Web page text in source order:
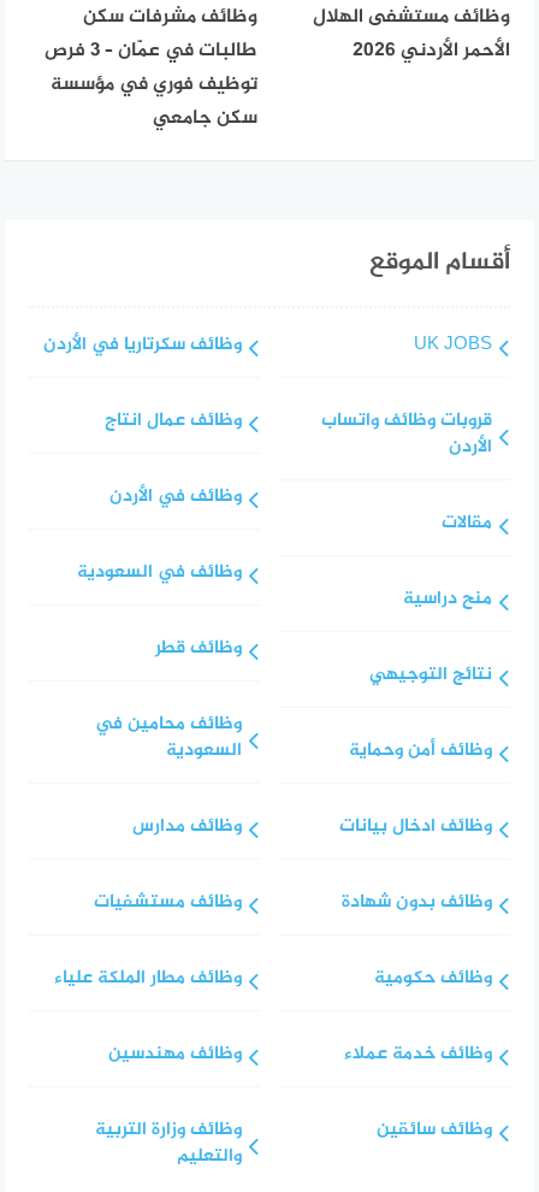
وظائف مستشفى الهلال
الأحمر الأردني 2026
وظائف مشرفات سكن
طالبات في عمّان – 3 فرص
توظيف فوري في مؤسسة
سكن جامعي
أقسام الموقع
UK JOBS
قروبات وظائف واتساب
الأردن
مقالات
منح دراسية
نتائج التوجيهي
وظائف أمن وحماية
وظائف ادخال بيانات
وظائف بدون شهادة
وظائف حكومية
وظائف خدمة عملاء
وظائف سائقين
وظائف سكرتاريا في الأردن
وظائف عمال انتاج
وظائف في الأردن
وظائف في السعودية
وظائف قطر
وظائف محامين في
السعودية
وظائف مدارس
وظائف مستشفيات
وظائف مطار الملكة علياء
وظائف مهندسين
وظائف وزارة التربية
والتعليم